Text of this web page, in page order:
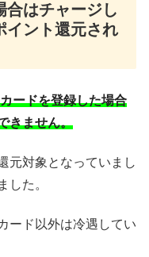
合はチャージし
イント還元され
ードを登録した場合
きません。
元対象となっていまし
した。
ード以外は冷遇してい